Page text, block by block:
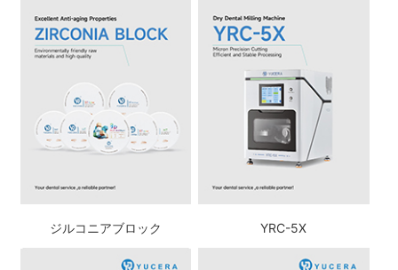
ジルコニアブロック YRC-5X